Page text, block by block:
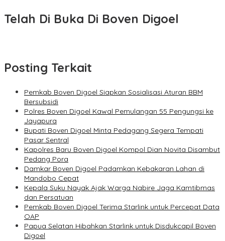
Telah Di Buka Di Boven Digoel
Posting Terkait
Pemkab Boven Digoel Siapkan Sosialisasi Aturan BBM
Bersubsidi
Polres Boven Digoel Kawal Pemulangan 55 Pengungsi ke
Jayapura
Bupati Boven Digoel Minta Pedagang Segera Tempati
Pasar Sentral
Kapolres Baru Boven Digoel Kompol Dian Novita Disambut
Pedang Pora
Damkar Boven Digoel Padamkan Kebakaran Lahan di
Mandobo Cepat
Kepala Suku Nayak Ajak Warga Nabire Jaga Kamtibmas
dan Persatuan
Pemkab Boven Digoel Terima Starlink untuk Percepat Data
OAP
Papua Selatan Hibahkan Starlink untuk Disdukcapil Boven
Digoel